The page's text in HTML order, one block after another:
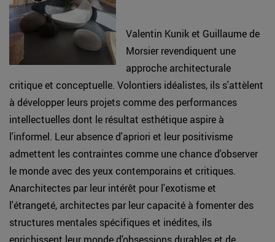
Valentin Kunik et Guillaume de
Morsier revendiquent une
approche architecturale
critique et conceptuelle. Volontiers idéalistes, ils s'attèlent
à développer leurs projets comme des performances
intellectuelles dont le résultat esthétique aspire à
l'informel. Leur absence d'apriori et leur positivisme
admettent les contraintes comme une chance d'observer
le monde avec des yeux contemporains et critiques.
Anarchitectes par leur intérêt pour l'exotisme et
l'étrangeté, architectes par leur capacité à fomenter des
structures mentales spécifiques et inédites, ils